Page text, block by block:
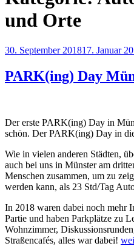
und Orte
Veröffentlicht
30. September 201817. Januar
PARK(ing) Day
Der erste PARK(ing) Day in
schön. Der PARK(ing) Day in
Wie in vielen anderen Städten,
auch bei uns in Münster am
Menschen zusammen, um zu
werden kann, als 23 Std/Tag
In 2018 waren dabei noch mehr
Partie und haben Parkplätze zu
Wohnzimmer,
Straßencafés, alles war dabei!